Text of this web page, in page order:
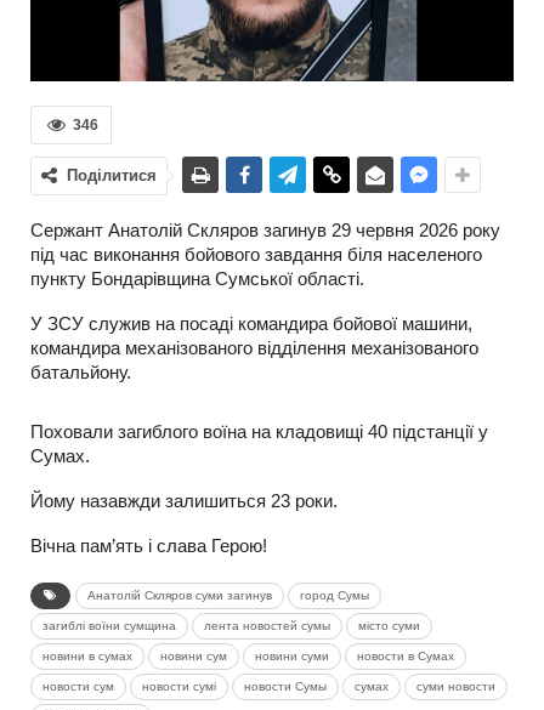
346
Поділитися
Сержант Анатолій Скляров загинув 29 червня 2026 року
під час виконання бойового завдання біля населеного
пункту Бондарівщина Сумської області.
У ЗСУ служив на посаді командира бойової машини,
командира механізованого відділення механізованого
батальйону.
Поховали загиблого воїна на кладовищі 40 підстанції у
Сумах.
Йому назавжди залишиться 23 роки.
Вічна пам’ять і слава Герою!
Анатолій Скляров суми загинув город Сумы
загиблі воїни сумщина лента новостей сумы місто суми
новини в сумах новини сум новини суми новости в Сумах
новости сум новости сумі новости Сумы сумах суми новости